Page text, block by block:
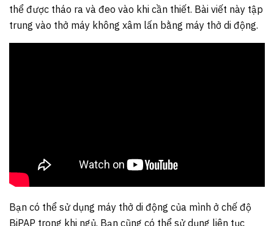
thể được tháo ra và đeo vào khi cần thiết. Bài viết này tập
trung vào thở máy không xâm lấn bằng máy thở di động.
Bạn có thể sử dụng máy thở di động của mình ở chế độ
BiPAP trong khi ngủ. Bạn cũng có thể sử dụng liên tục